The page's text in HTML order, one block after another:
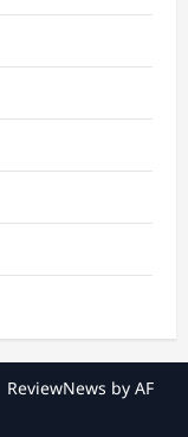
ReviewNews by AF